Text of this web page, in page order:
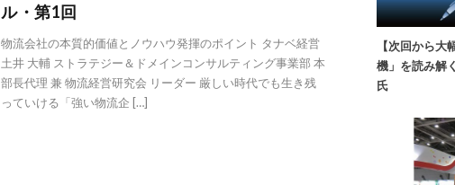
ル・第1回
物流会社の本質的価値とノウハウ発揮のポイント タナベ経営
土井 大輔 ストラテジー＆ドメインコンサルティング事業部 本
部長代理 兼 物流経営研究会 リーダー 厳しい時代でも生き残
っていける「強い物流企 […]
【次回から
機」を読み解
氏